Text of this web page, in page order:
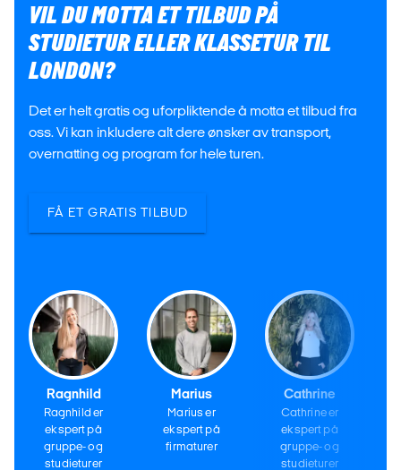
VIL DU MOTTA ET TILBUD PÅ
STUDIETUR ELLER KLASSETUR TIL
LONDON?
Det er helt gratis og uforpliktende å motta et tilbud fra
oss. Vi kan inkludere alt dere ønsker av transport,
overnatting og program for hele turen.
FÅ ET GRATIS TILBUD
Ragnhild
Ragnhild er
ekspert på
gruppe- og
studieturer
Marius
Marius er
ekspert på
firmaturer
Cathrine
Cathrine er
ekspert på
gruppe- og
studieturer